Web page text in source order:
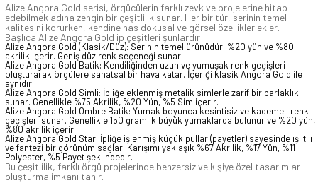
Alize Angora Gold serisi, örgücülerin farklı zevk ve projelerine hitap
edebilmek adına zengin bir çeşitlilik sunar. Her bir tür, serinin temel
kalitesini korurken, kendine has dokusal ve görsel özellikler ekler.
Başlıca Alize Angora Gold ip çeşitleri şunlardır:
Alize Angora Gold (Klasik/Düz): Serinin temel ürünüdür. %20 yün ve %80
akrilik içerir. Geniş düz renk seçeneği sunar.
Alize Angora Gold Batik: Kendiliğinden uzun ve yumuşak renk geçişleri
oluşturarak örgülere sanatsal bir hava katar. İçeriği klasik Angora Gold ile
aynıdır.
Alize Angora Gold Simli: İpliğe eklenmiş metalik simlerle zarif bir parlaklık
sunar. Genellikle %75 Akrilik, %20 Yün, %5 Sim içerir.
Alize Angora Gold Ombre Batik: Yumak boyunca kesintisiz ve kademeli renk
geçişleri sunar. Genellikle 150 gramlık büyük yumaklarda bulunur ve %20 yün,
%80 akrilik içerir.
Alize Angora Gold Star: İpliğe işlenmiş küçük pullar (payetler) sayesinde ışıltılı
ve fantezi bir görünüm sağlar. Karışımı yaklaşık %67 Akrilik, %17 Yün, %11
Polyester, %5 Payet şeklindedir.
Bu çeşitlilik, farklı örgü projelerinde benzersiz ve kişiye özel tasarımlar
oluşturma imkanı tanır.